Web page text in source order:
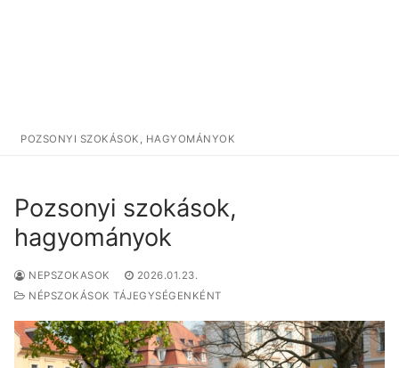
POZSONYI SZOKÁSOK, HAGYOMÁNYOK
Pozsonyi szokások,
hagyományok
NEPSZOKASOK
2026.01.23.
NÉPSZOKÁSOK TÁJEGYSÉGENKÉNT